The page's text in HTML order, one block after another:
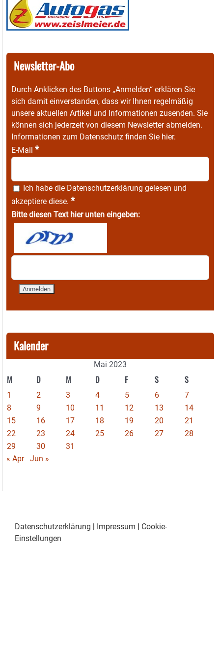
Newsletter-Abo
Durch Anklicken des Buttons „Anmelden“ erklären Sie
sich damit einverstanden, dass wir Ihnen regelmäßig
unsere aktuellen Artikel und Informationen zusenden. Sie
können sich jederzeit von diesem Newsletter abmelden.
Informationen zum Datenschutz finden Sie hier.
E-Mail *
Ich habe die Datenschutzerklärung gelesen und
akzeptiere diese. *
Bitte diesen Text hier unten eingeben:
Kalender
Mai 2023
M D M D F S S
1 2 3 4 5 6
7
8
9 10 11 12 13
14
15
16 17 18 19 20
21
22
23 24 25 26 27
28
29
30
31
« Apr
Jun »
Datenschutzerklärung | Impressum | Cookie-
Einstellungen